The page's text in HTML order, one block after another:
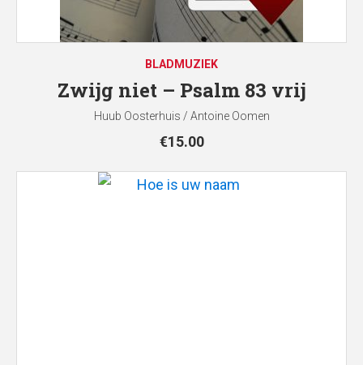
BLADMUZIEK
Zwijg niet – Psalm 83 vrij
Huub Oosterhuis / Antoine Oomen
€15.00